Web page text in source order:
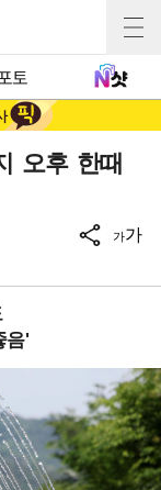
토
오후 한때
가가
음'